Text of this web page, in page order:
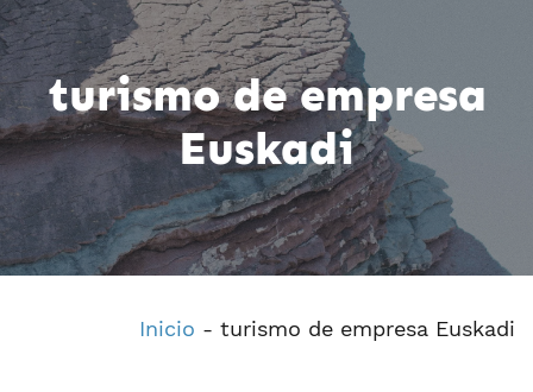
turismo de empresa
Euskadi
Inicio - turismo de empresa Euskadi